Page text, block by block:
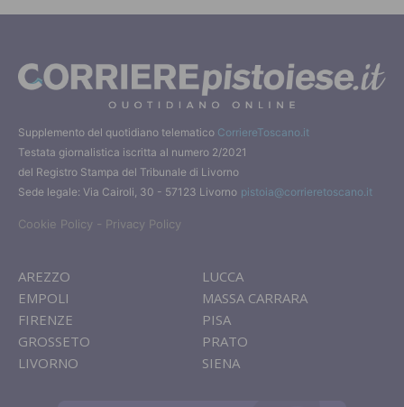
Supplemento del quotidiano telematico CorriereToscano.it
Testata giornalistica iscritta al numero 2/2021
del Registro Stampa del Tribunale di Livorno
Sede legale: Via Cairoli, 30 - 57123 Livorno pistoia@corrieretoscano.it
Cookie Policy - Privacy Policy
AREZZO
EMPOLI
FIRENZE
GROSSETO
LIVORNO
LUCCA
MASSA CARRARA
PISA
PRATO
SIENA